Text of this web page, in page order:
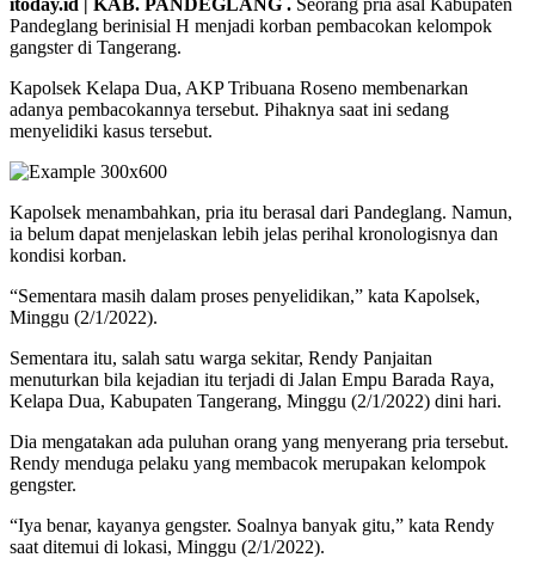
itoday.id | KAB. PANDEGLANG . Seorang pria asal Kabupaten
Pandeglang berinisial H menjadi korban pembacokan kelompok
gangster di Tangerang.
Kapolsek Kelapa Dua, AKP Tribuana Roseno membenarkan
adanya pembacokannya tersebut. Pihaknya saat ini sedang
menyelidiki kasus tersebut.
Kapolsek menambahkan, pria itu berasal dari Pandeglang. Namun,
ia belum dapat menjelaskan lebih jelas perihal kronologisnya dan
kondisi korban.
“Sementara masih dalam proses penyelidikan,” kata Kapolsek,
Minggu (2/1/2022).
Sementara itu, salah satu warga sekitar, Rendy Panjaitan
menuturkan bila kejadian itu terjadi di Jalan Empu Barada Raya,
Kelapa Dua, Kabupaten Tangerang, Minggu (2/1/2022) dini hari.
Dia mengatakan ada puluhan orang yang menyerang pria tersebut.
Rendy menduga pelaku yang membacok merupakan kelompok
gengster.
“Iya benar, kayanya gengster. Soalnya banyak gitu,” kata Rendy
saat ditemui di lokasi, Minggu (2/1/2022).